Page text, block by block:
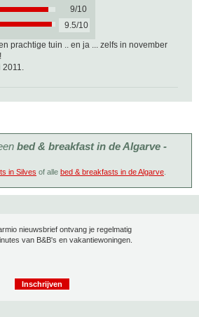
9/10
9.5/10
prachtige tuin .. en ja ... zelfs in november
2011.
bed & breakfast in de Algarve -
in Silves of alle bed & breakfasts in de Algarve
nieuwsbrief ontvang je regelmatig
van B&B's en vakantiewoningen.